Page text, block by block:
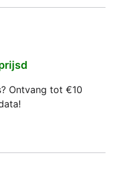
Ontvang tot €10